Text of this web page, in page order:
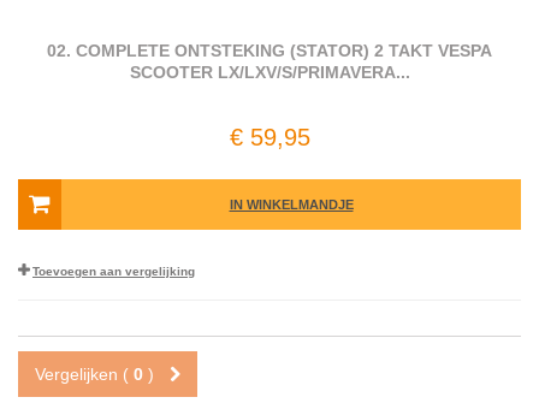
02. COMPLETE ONTSTEKING (STATOR) 2 TAKT VESPA
SCOOTER LX/LXV/S/PRIMAVERA...
€ 59,95
IN WINKELMANDJE
Toevoegen aan vergelijking
Vergelijken ( 0 )